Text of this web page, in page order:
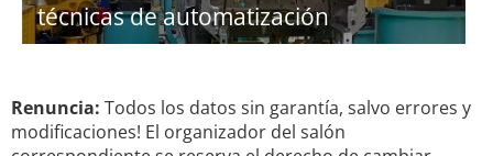
técnicas de automatización
Renuncia: Todos los datos sin garantía, salvo errores y
modificaciones! El organizador del salón